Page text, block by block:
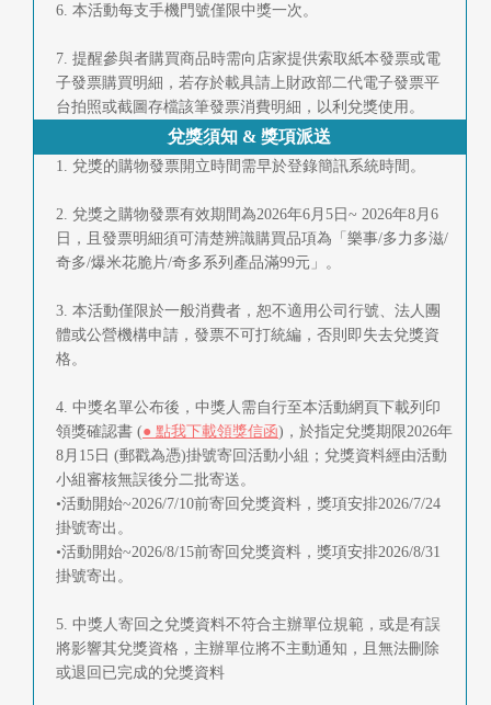
6. 本活動每支手機門號僅限中獎一次。
7. 提醒參與者購買商品時需向店家提供索取紙本發票或電
子發票購買明細，若存於載具請上財政部二代電子發票平
台拍照或截圖存檔該筆發票消費明細，以利兌獎使用。
兌獎須知 & 獎項派送
1. 兌獎的購物發票開立時間需早於登錄簡訊系統時間。
2. 兌獎之購物發票有效期間為2026年6月5日~ 2026年8月6
日，且發票明細須可清楚辨識購買品項為「樂事/多力多滋/
奇多/爆米花脆片/奇多系列產品滿99元」。
3. 本活動僅限於一般消費者，恕不適用公司行號、法人團
體或公營機構申請，發票不可打統編，否則即失去兌獎資
格。
4. 中獎名單公布後，中獎人需自行至本活動網頁下載列印
領獎確認書 (● 點我下載領獎信函)，於指定兌獎期限2026年
8月15日 (郵戳為憑)掛號寄回活動小組；兌獎資料經由活動
小組審核無誤後分二批寄送。
•活動開始~2026/7/10前寄回兌獎資料，獎項安排2026/7/24
掛號寄出。
•活動開始~2026/8/15前寄回兌獎資料，獎項安排2026/8/31
掛號寄出。
5. 中獎人寄回之兌獎資料不符合主辦單位規範，或是有誤
將影響其兌獎資格，主辦單位將不主動通知，且無法刪除
或退回已完成的兌獎資料